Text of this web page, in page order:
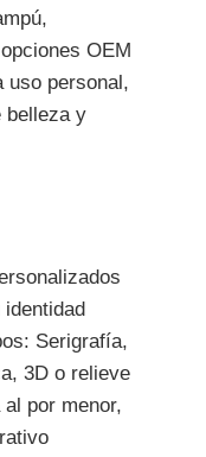
OEM
uso personal,
belleza y
identidad
Serigrafía,
3D o relieve
por menor,